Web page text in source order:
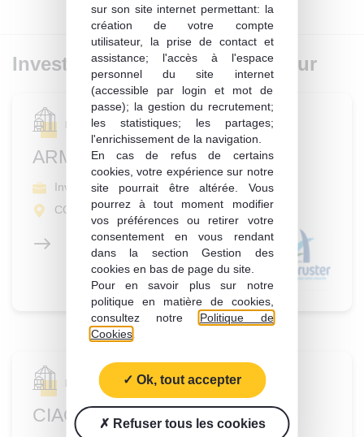
sur son site internet permettant: la
création de votre compte
utilisateur, la prise de contact et
assistance; l'accès à l'espace
personnel du site internet
(accessible par login et mot de
passe); la gestion du recrutement;
les statistiques; les partages;
l'enrichissement de la navigation.
En cas de refus de certains
cookies, votre expérience sur notre
site pourrait être altérée. Vous
pourrez à tout moment modifier
vos préférences ou retirer votre
consentement en vous rendant
dans la section Gestion des
cookies en bas de page du site.
Pour en savoir plus sur notre
politique en matière de cookies,
consultez notre Politique de
Cookies.
Ok, tout accepter
Refuser tous les cookies
Investissement du même secteur
ARMBRUSTER
Mise en marché des productions
Investissement
COLMAR (68)
CIACAM
Mise en marché des productions